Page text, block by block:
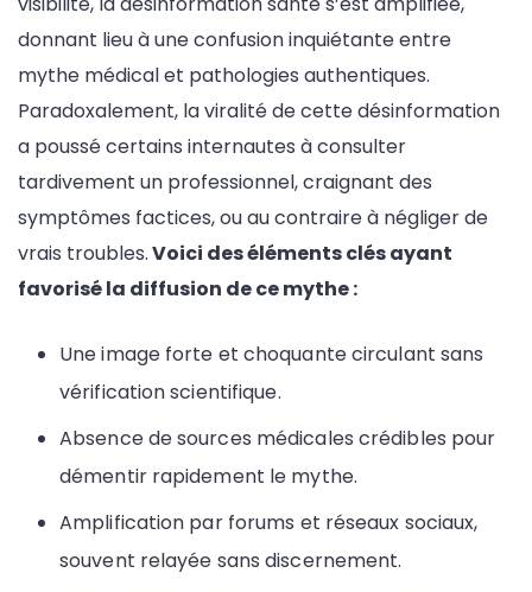
donnant lieu à une confusion inquiétante entre
mythe médical et pathologies authentiques.
Paradoxalement, la viralité de cette désinformation
a poussé certains internautes à consulter
tardivement un professionnel, craignant des
symptômes factices, ou au contraire à négliger de
vrais troubles.Voici des éléments clés ayant
favorisé la diffusion de ce mythe :
Une image forte et choquante circulant sans
vérification scientifique.
Absence de sources médicales crédibles pour
démentir rapidement le mythe.
Amplification par forums et réseaux sociaux,
souvent relayée sans discernement.